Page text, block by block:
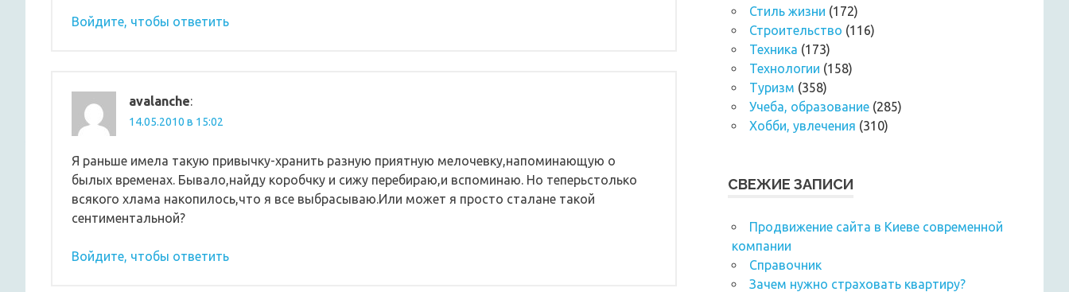
Войдите, чтобы ответить
avalanche:
14.05.2010 в 15:02
Я раньше имела такую привычку-хранить разную приятную мелочевку,напоминающую о
былых временах. Бывало,найду коробчку и сижу перебираю,и вспоминаю. Но теперьстолько
всякого хлама накопилось,что я все выбрасываю.Или может я просто сталане такой
сентиментальной?
Войдите, чтобы ответить
Стиль жизни (172)
Строительство (116)
Техника (173)
Технологии (158)
Туризм (358)
Учеба, образование (285)
Хобби, увлечения (310)
СВЕЖИЕ ЗАПИСИ
Продвижение сайта в Киеве современной
компании
Справочник
Зачем нужно страховать квартиру?